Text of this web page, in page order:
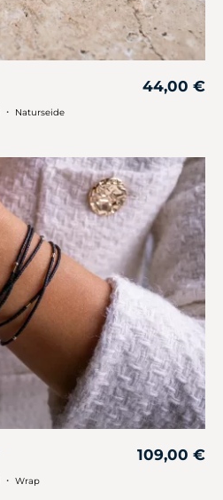
44,00 €
・ Naturseide
109,00 €
・ Wrap